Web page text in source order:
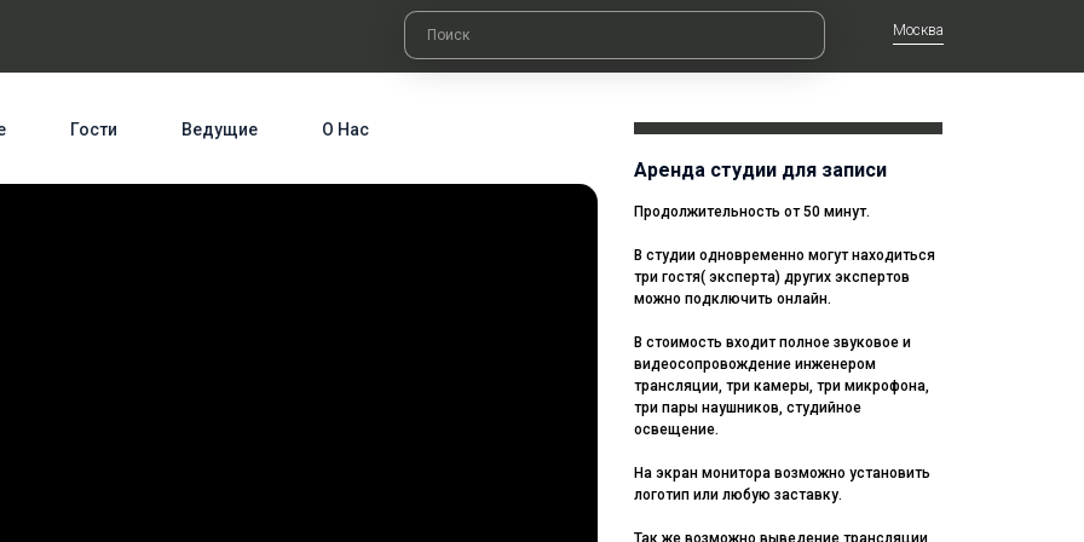
Москва
Гости Ведущие О Нас
Аренда студии для записи
Продолжительность от 50 минут.
В студии одновременно могут находиться
три гостя( эксперта) других экспертов
можно подключить онлайн.
В стоимость входит полное звуковое и
видеосопровождение инженером
трансляции, три камеры, три микрофона,
три пары наушников, студийное
освещение.
На экран монитора возможно установить
логотип или любую заставку.